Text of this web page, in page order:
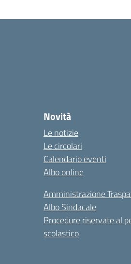
Novità
Le notizie
Le circolari
Calendario eventi
Albo online
Amministrazione
Albo Sindacale
Procedure riservate al
scolastico